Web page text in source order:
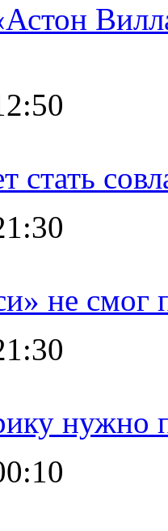
стать
не смог
нужно